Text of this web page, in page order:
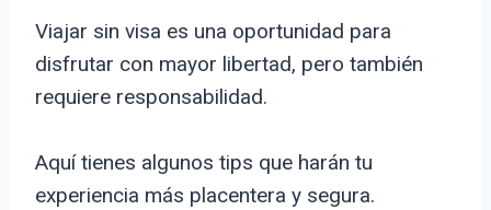
Viajar sin visa es una oportunidad para
disfrutar con mayor libertad, pero también
requiere responsabilidad.
Aquí tienes algunos tips que harán tu
experiencia más placentera y segura.